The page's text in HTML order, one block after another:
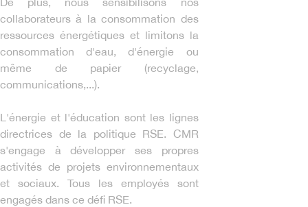
collaborateurs à la consommation des
ressources énergétiques et limitons la
consommation d'eau, d'énergie ou
même de papier (recyclage,
communications,...).
L'énergie et l'éducation sont les lignes
directrices de la politique RSE. CMR
s'engage à développer ses propres
activités de projets environnementaux
et sociaux. Tous les employés sont
engagés dans ce défi RSE.